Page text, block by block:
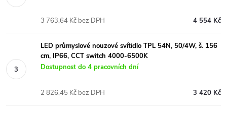
4 554 Kč
3 763,64 Kč bez DPH
LED průmyslové nouzové svítidlo TPL 54N, 50/4W, š. 156
cm, IP66, CCT switch 4000-6500K
Dostupnost do 4 pracovních dní
3 420 Kč
2 826,45 Kč bez DPH